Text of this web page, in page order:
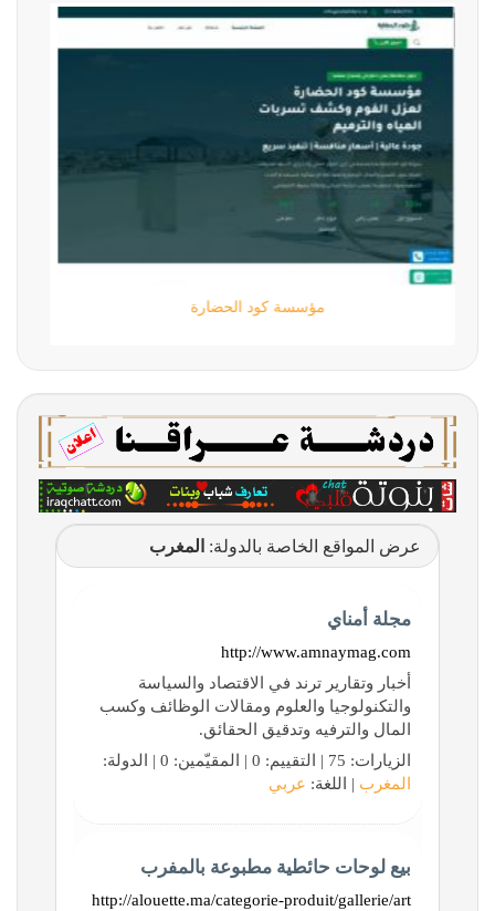
مؤسسة كود الحضارة
عرض المواقع الخاصة بالدولة: المغرب
مجلة أمناي
http://www.amnaymag.com
أخبار وتقارير ترند في الاقتصاد والسياسة
والتكنولوجيا والعلوم ومقالات الوظائف وكسب
المال والترفيه وتدقيق الحقائق.
الزيارات: 75 | التقييم: 0 | المقيّمين: 0 | الدولة:
المغرب | اللغة: عربي
بيع لوحات حائطية مطبوعة بالمفرب
http://alouette.ma/categorie-produit/gallerie/art